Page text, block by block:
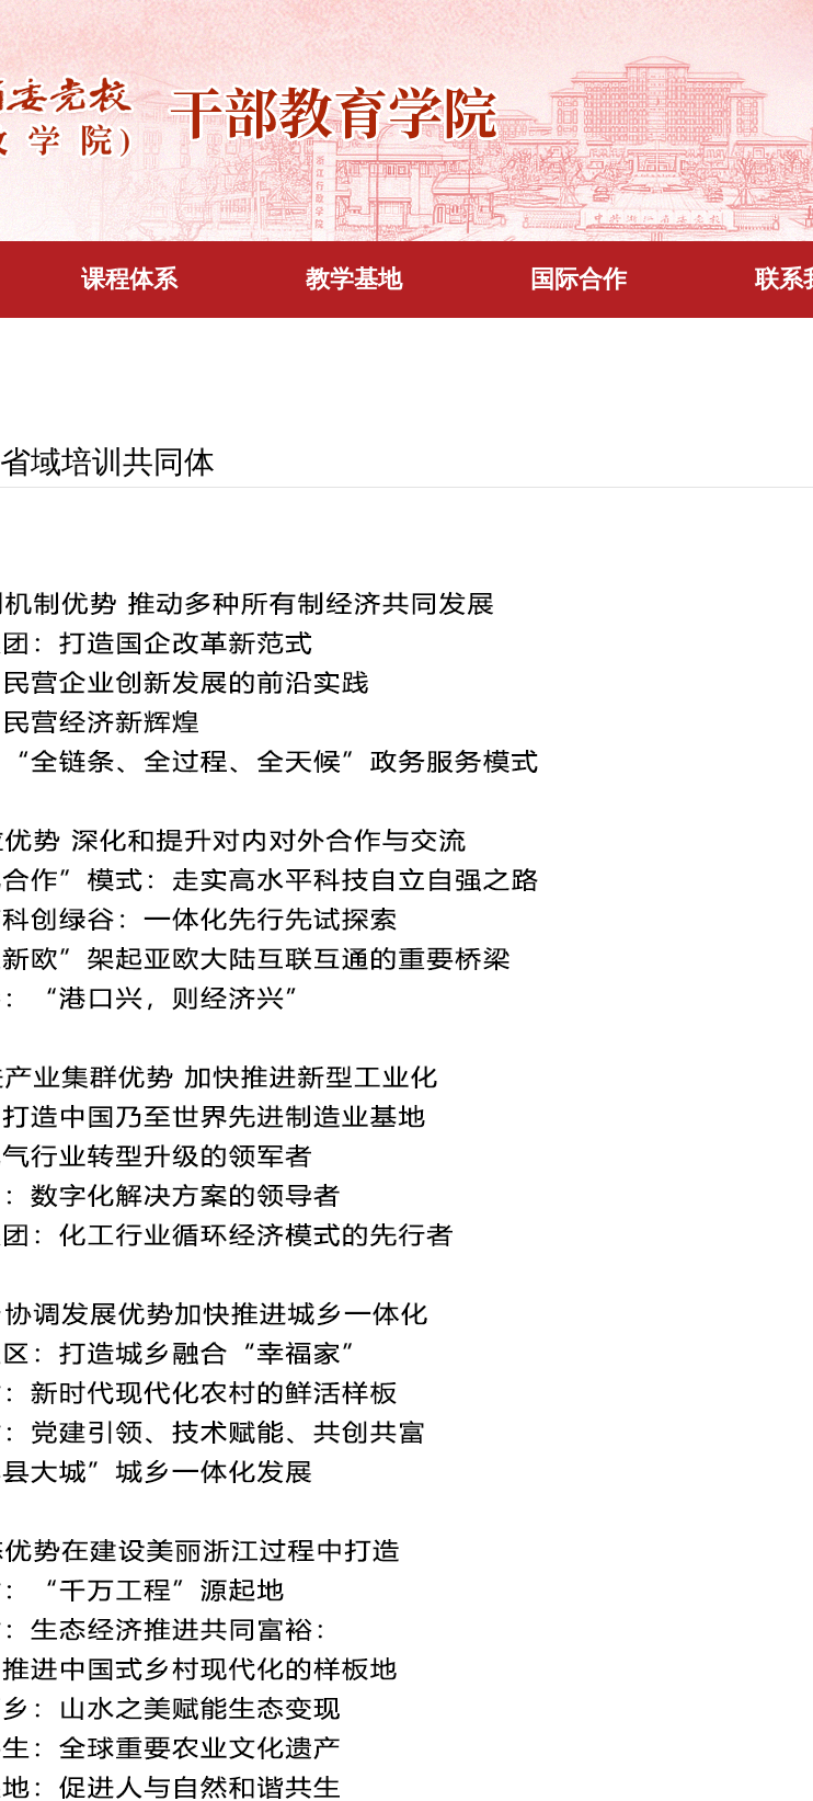
课程体系 教学基地 国际合作 联系
省域培训共同体